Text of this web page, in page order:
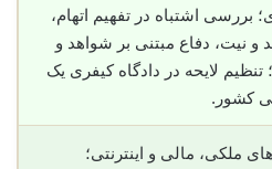
بررسی اشتباه در تفهیم اتهام،
نیت، دفاع مبتنی بر شواهد و
لایحه در دادگاه کیفری یک
کشور.
ملکی، مالی و اینترنتی؛